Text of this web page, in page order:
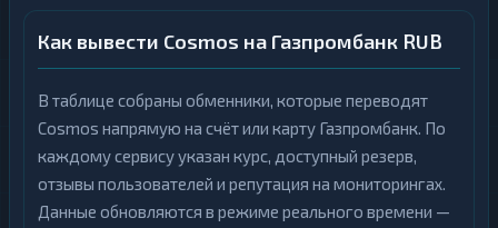
Как вывести Cosmos на Газпромбанк RUB
В таблице собраны обменники, которые переводят
Cosmos напрямую на счёт или карту Газпромбанк. По
каждому сервису указан курс, доступный резерв,
отзывы пользователей и репутация на мониторингах.
Данные обновляются в режиме реального времени —